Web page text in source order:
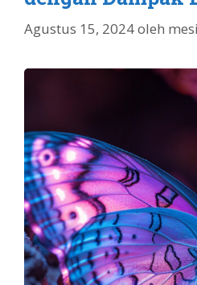
Agustus 15, 2024oleh